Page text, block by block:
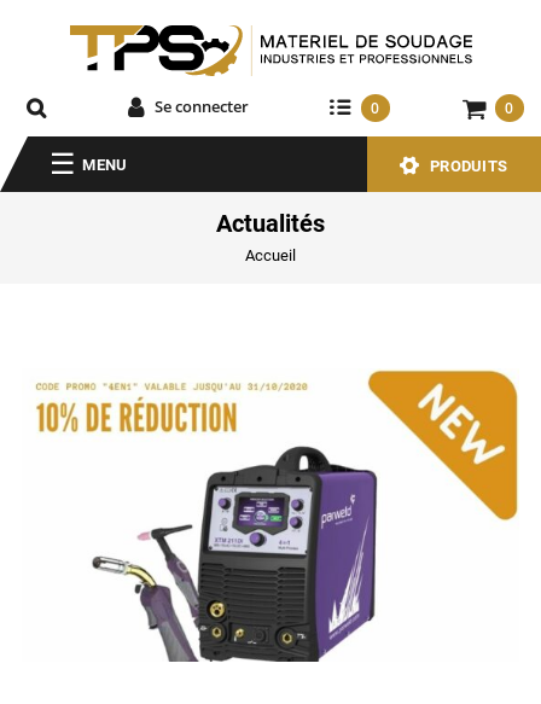
Se connecter 0 0
MENU PRODUITS
Actualités
Accueil